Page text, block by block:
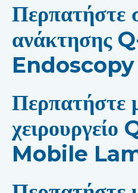
Περπατήστε
ανάκτησης
Endoscopy
Περπατήστε
Mobile